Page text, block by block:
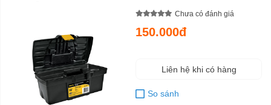
Chưa có đánh giá
150.000đ
Liên hệ khi có hàng
So sánh